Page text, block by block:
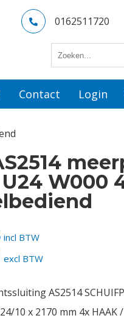
0162511720
Contact Login
W000
incl BTW
excl BTW
AS2514
10 x 2170 mm 4x HAAK